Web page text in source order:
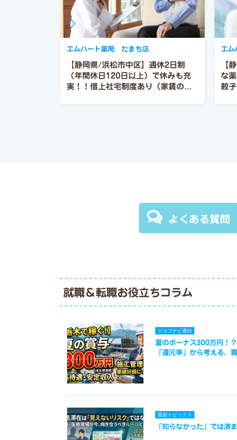
【静岡県/浜松市中区】週休2日制
（年間休日120日以上）で休みも充
実！！借上社宅制度あり（家賃の
エムハート薬局 たまち店
【
な
餃
エ
よくある質問
就職＆転職お役立ちコラム
ジョブナビ通信
夏のボーナス300万円！
「還元率」から考える、
最新トピックス
「知らなかった」では済